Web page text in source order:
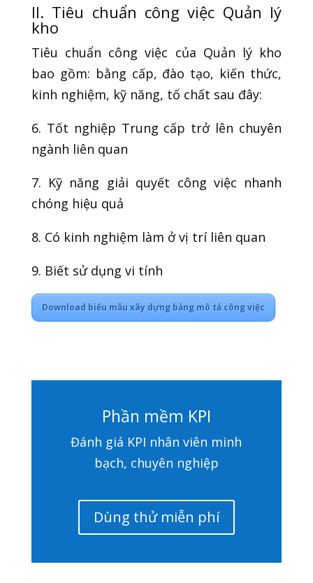
II. Tiêu chuẩn công việc Quản lý
kho
Tiêu chuẩn công việc của Quản lý kho
bao gồm: bằng cấp, đào tạo, kiến thức,
kinh nghiệm, kỹ năng, tố chất sau đây:
6. Tốt nghiệp Trung cấp trở lên chuyên
ngành liên quan
7. Kỹ năng giải quyết công việc nhanh
chóng hiệu quả
8. Có kinh nghiệm làm ở vị trí liên quan
9. Biết sử dụng vi tính
Download biểu mẫu xây dựng bảng mô tả công việc
Phần mềm KPI
Đánh giá KPI nhân viên minh
bạch, chuyên nghiệp
Dùng thử miễn phí